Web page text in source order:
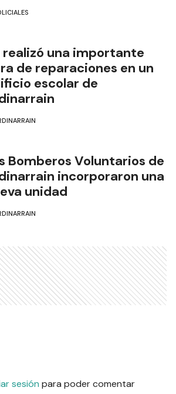
realizó una importante
de reparaciones en un
escolar de
Bomberos Voluntarios de
incorporaron una
unidad
sesión para poder comentar